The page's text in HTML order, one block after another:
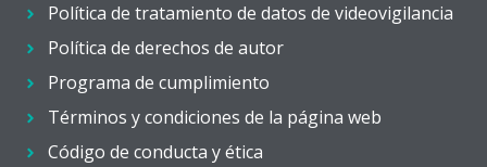
Política de tratamiento de datos de videovigilancia
Política de derechos de autor
Programa de cumplimiento
Términos y condiciones de la página web
Código de conducta y ética